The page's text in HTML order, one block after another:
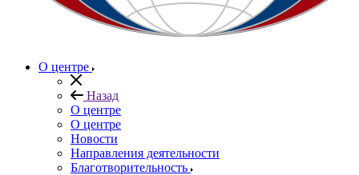
О центре
Назад
О центре
О центре
Новости
Направления деятельности
Благотворительность